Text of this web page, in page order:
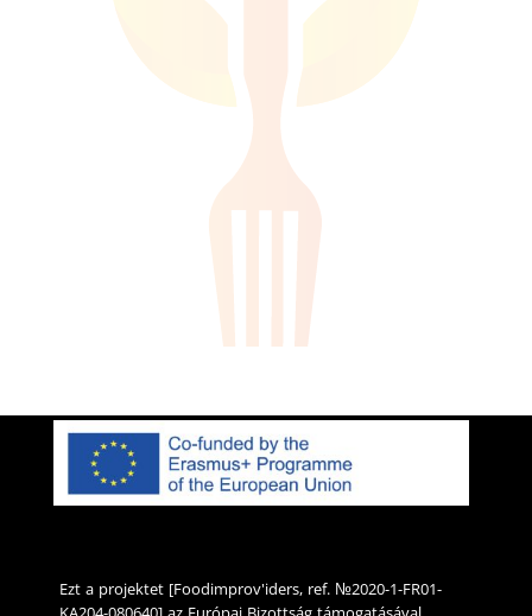
Ezt a projektet [Foodimprov'iders, ref. №2020-1-FR01-